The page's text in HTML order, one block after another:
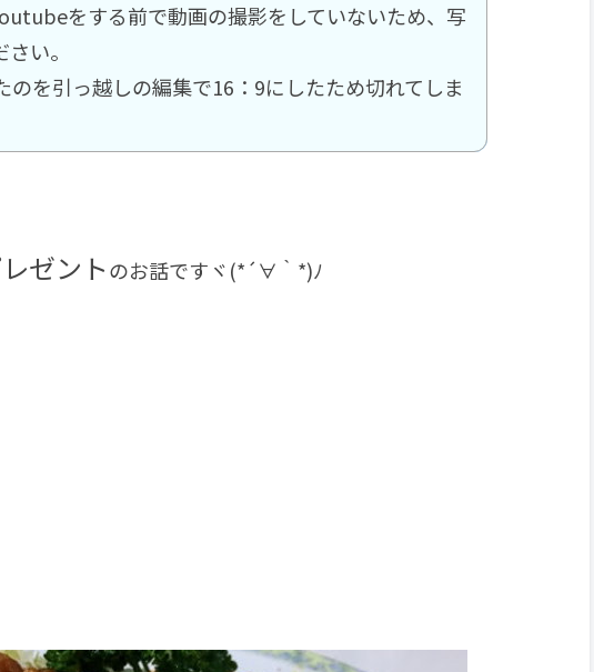
をする前で動画の撮影をしていないため、写
い。
のを引っ越しの編集で16：9にしたため切れてしま
ゼントのお話ですヾ(*´∀｀*)ﾉ